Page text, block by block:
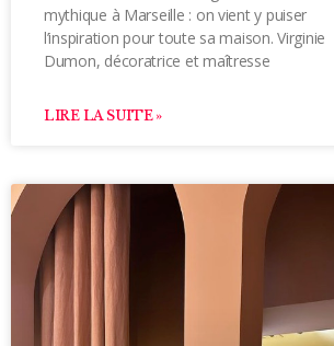
mythique à Marseille : on vient y puiser
l’inspiration pour toute sa maison. Virginie
Dumon, décoratrice et maîtresse
LIRE LA SUITE »